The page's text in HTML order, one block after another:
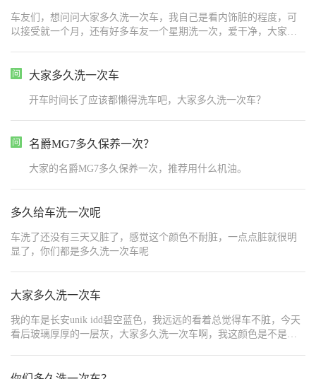
话一个月应该洗个两到三次吧，就看见脏就洗，不脏的话就不会去
洗的，然后我这个车的颜色是绿色的，所以特别的容易的脏，然后
车友们，想问问大家多久洗一次车，我自己是看内饰脏的程度，可
以接受就一个月，还有好多车友一个星期洗一次，爱干净，大家是
大家多久洗一次车
开车时间长了应该都懒得洗车吧，大家多久洗一次车？
名爵MG7多久保养一次？
大家的名爵MG7多久保养一次，推荐用什么机油。
多久给车洗一次呢
车洗了还没有三天又脏了，感觉这个颜色不耐脏，一点点脏就很明
显了，你们都是多久洗一次车呢
大家多久洗一次车
我的车是长安unik idd碧空蓝色，我远远的看着总觉得车不脏，今天
看后玻璃厚厚的一层灰，大家多久洗一次车啊，我这颜色是不是看